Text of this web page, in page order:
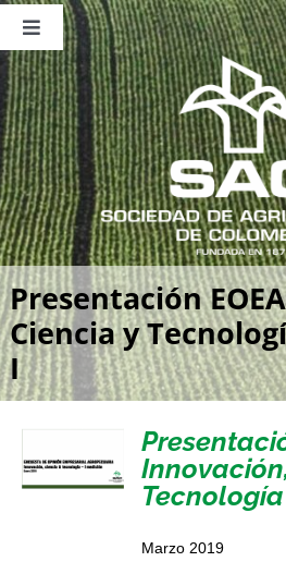
Saltar
contenido
Toggle
Navigation
Nosotros
Publicaciones
Sala de Prensa
Eventos
Presentación
Ciencia y
I
Marzo 2019